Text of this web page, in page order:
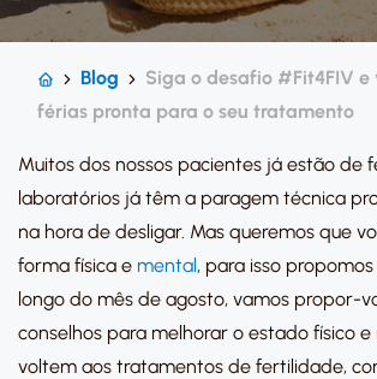
Blog
Siga o desafio #Fit4FIV e
férias pronta para o seu tratamento
Muitos dos nossos pacientes já estão de
laboratórios já têm a paragem técnica
na hora de desligar. Mas queremos que
forma física e mental, para isso
longo do mês de agosto, vamos propor-
conselhos para melhorar o estado físico
voltem aos tratamentos de fertilidade,